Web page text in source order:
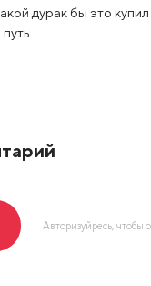
дурак бы это
Авторизуйресь, чтобы